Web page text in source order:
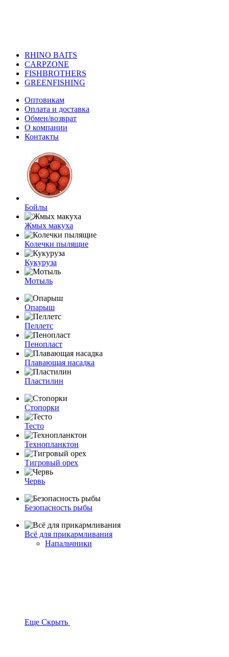
RHINO BAITS
CARPZONE
FISHBROTHERS
GREENFISHING
Оптовикам
Оплата и доставка
Обмен/возврат
О компании
Контакты
Бойлы
Жмых макуха
Колечки пылящие
Кукуруза
Мотыль
Опарыш
Пеллетс
Пенопласт
Плавающая насадка
Пластилин
Стопорки
Тесто
Технопланктон
Тигровый орех
Червь
Безопасность рыбы
Всё для прикармливания
Напальчники
Еще Скрыть